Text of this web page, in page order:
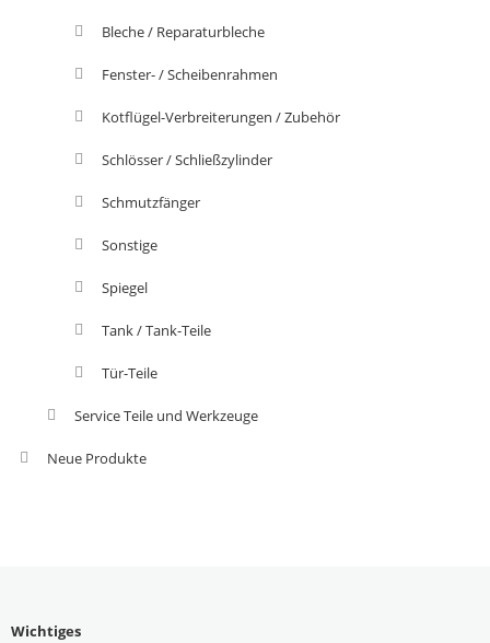
Bleche / Reparaturbleche
Fenster- / Scheibenrahmen
Kotflügel-Verbreiterungen / Zubehör
Schlösser / Schließzylinder
Schmutzfänger
Sonstige
Spiegel
Tank / Tank-Teile
Tür-Teile
Service Teile und Werkzeuge
Neue Produkte
Wichtiges